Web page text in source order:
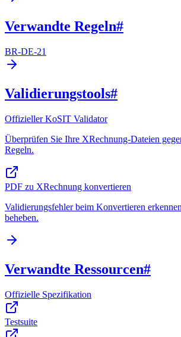
Verwandte Regeln#
BR-DE-21
Validierungstools#
Offizieller KoSIT Validator
Überprüfen Sie Ihre XRechnung-Dateien
Regeln.
PDF zu XRechnung konvertieren
Validierungsfehler beim Konvertieren
beheben.
Verwandte Ressourcen#
Offizielle Spezifikation
Testsuite